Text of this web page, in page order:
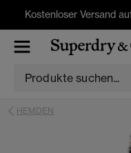
Kostenloser Versand
HEMDEN